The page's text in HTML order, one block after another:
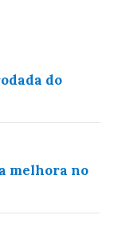
do
melhora no